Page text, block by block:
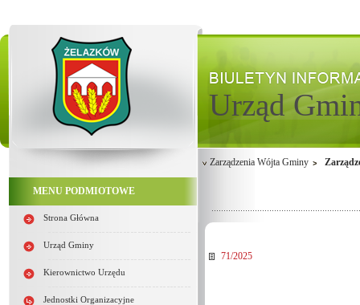
Urząd
MENU PODMIOTOWE
Strona Główna
Urząd Gminy
Kierownictwo Urzędu
Jednostki Organizacyjne
Zarządzenia Wójta Gminy
71/2025